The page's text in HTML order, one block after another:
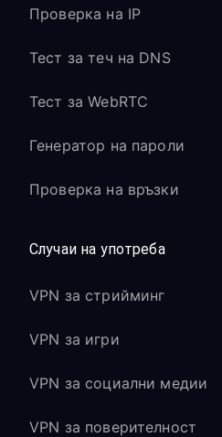
Проверка на IP
Тест за теч на DNS
Тест за WebRTC
Генератор на пароли
Проверка на връзки
Случаи на употреба
VPN за стрийминг
VPN за игри
VPN за социални медии
VPN за поверителност